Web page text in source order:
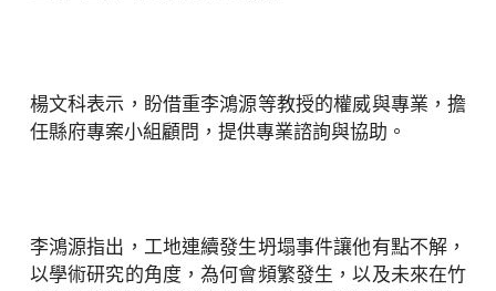
楊文科表示，盼借重李鴻源等教授的權威與專業，擔
任縣府專案小組顧問，提供專業諮詢與協助。
李鴻源指出，工地連續發生坍塌事件讓他有點不解，
以學術研究的角度，為何會頻繁發生，以及未來在竹